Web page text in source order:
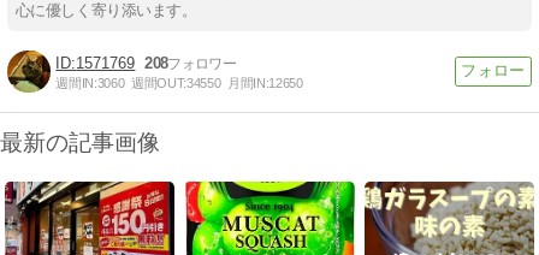
心に優しく寄り添います。
1571769 208
週間IN:3060 週間OUT:34550 月間IN:12650
最新の記事画像